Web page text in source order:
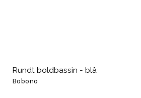
Rundt boldbassin - blå
Bobono